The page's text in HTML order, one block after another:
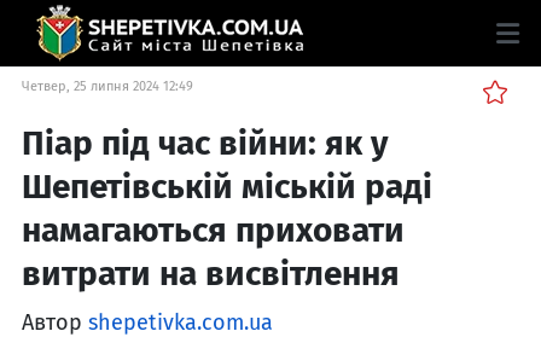
Четвер, 25 липня 2024 12:49
Піар під час війни: як у
Шепетівській міській раді
намагаються приховати
витрати на висвітлення
Автор shepetivka.com.ua